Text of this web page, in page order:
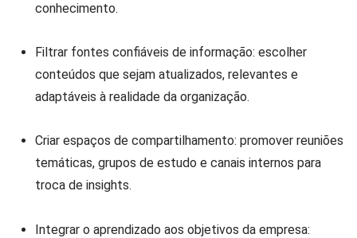
conhecimento.
Filtrar fontes confiáveis de informação: escolher
conteúdos que sejam atualizados, relevantes e
adaptáveis à realidade da organização.
Criar espaços de compartilhamento: promover reuniões
temáticas, grupos de estudo e canais internos para
troca de insights.
Integrar o aprendizado aos objetivos da empresa: